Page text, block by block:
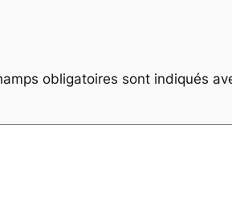
obligatoires sont indiqués